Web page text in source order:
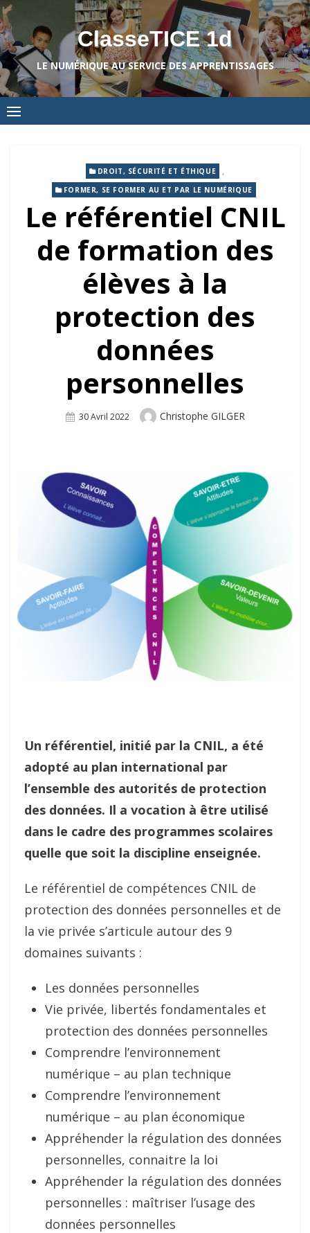
Skip
to
content
ClasseTICE 1d
LE NUMÉRIQUE AU SERVICE DES APPRENTISSAGES
DROIT, SÉCURITÉ ET ÉTHIQUE ,
FORMER, SE FORMER AU ET PAR LE NUMÉRIQUE
Le référentiel CNIL
de formation des
élèves à la
protection des
données
personnelles
Posted
30 Avril 2022 Author
Christophe GILGER
Un référentiel, initié par la CNIL, a été
adopté au plan international par
l’ensemble des autorités de protection
des données. Il a vocation à être utilisé
dans le cadre des programmes scolaires
quelle que soit la discipline enseignée.
Le référentiel de compétences CNIL de
protection des données personnelles et de
la vie privée s’articule autour des 9
domaines suivants :
Les données personnelles
Vie privée, libertés fondamentales et
protection des données personnelles
Comprendre l’environnement
numérique – au plan technique
Comprendre l’environnement
numérique – au plan économique
Appréhender la régulation des données
personnelles, connaitre la loi
Appréhender la régulation des données
personnelles : maîtriser l’usage des
données personnelles